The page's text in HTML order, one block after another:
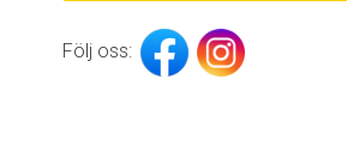
Följ oss: